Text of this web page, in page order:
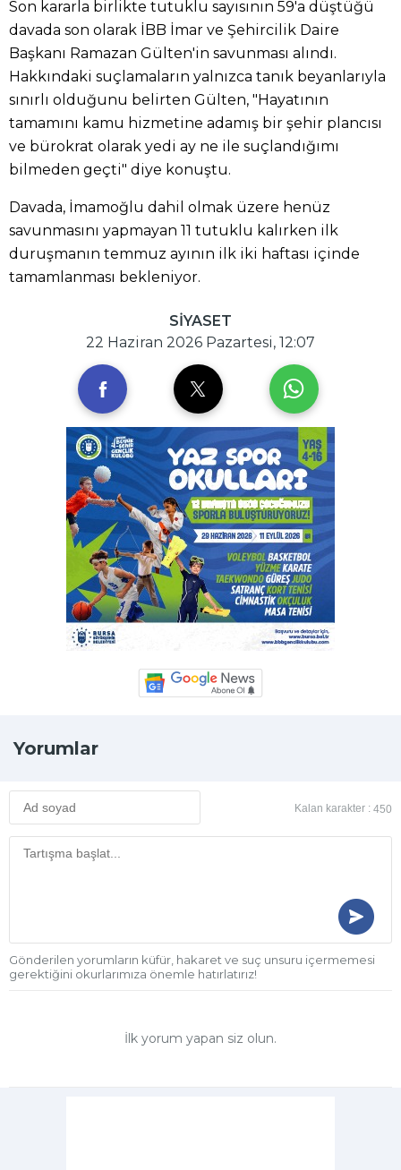
Son kararla birlikte tutuklu sayısının 59'a düştüğü
davada son olarak İBB İmar ve Şehircilik Daire
Başkanı Ramazan Gülten'in savunması alındı.
Hakkındaki suçlamaların yalnızca tanık beyanlarıyla
sınırlı olduğunu belirten Gülten, "Hayatının
tamamını kamu hizmetine adamış bir şehir plancısı
ve bürokrat olarak yedi ay ne ile suçlandığımı
bilmeden geçti" diye konuştu.
Davada, İmamoğlu dahil olmak üzere henüz
savunmasını yapmayan 11 tutuklu kalırken ilk
duruşmanın temmuz ayının ilk iki haftası içinde
tamamlanması bekleniyor.
SİYASET
22 Haziran 2026 Pazartesi, 12:07
Yorumlar
Kalan karakter : 450
Gönderilen yorumların küfür, hakaret ve suç unsuru içermemesi
gerektiğini okurlarımıza önemle hatırlatırız!
İlk yorum yapan siz olun.